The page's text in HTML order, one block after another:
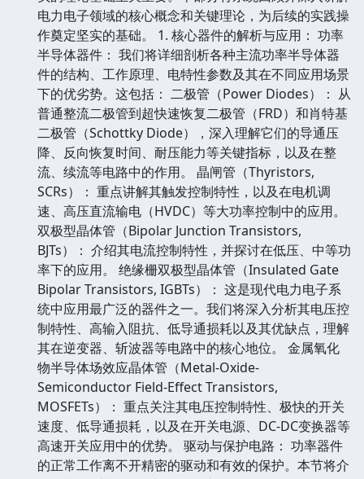
电力电子领域的核心概念和关键理论，为后续的实践操
作奠定坚实的基础。 1. 核心器件的解析与应用： 功率
半导体器件： 我们将详细剖析各种主流功率半导体器
件的结构、工作原理、电特性参数及其在不同应用场景
下的优劣势。这包括： 二极管（Power Diodes）： 从
普通整流二极管到超快速恢复二极管（FRD）和肖特基
二极管（Schottky Diode），深入理解它们的导通压
降、反向恢复时间、耐压能力等关键指标，以及在整
流、续流等电路中的作用。 晶闸管（Thyristors,
SCRs）： 重点讲解其触发控制特性，以及在电机调
速、高压直流输电（HVDC）等大功率控制中的应用。
双极型晶体管（Bipolar Junction Transistors,
BJTs）： 介绍其电流控制特性，并探讨在低压、中等功
率下的应用。 绝缘栅双极型晶体管（Insulated Gate
Bipolar Transistors, IGBTs）： 这是现代电力电子系
统中应用最广泛的器件之一。我们将深入分析其电压控
制特性、高输入阻抗、低导通损耗以及其优缺点，理解
其在逆变器、斩波器等电路中的核心地位。 金属氧化
物半导体场效应晶体管（Metal-Oxide-
Semiconductor Field-Effect Transistors,
MOSFETs）： 重点关注其电压控制特性、极快的开关
速度、低导通损耗，以及在开关电源、DC-DC变换器等
高速开关应用中的优势。 驱动与保护电路： 功率器件
的正常工作离不开精密的驱动和有效的保护。本节将介